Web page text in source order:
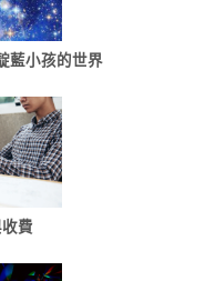
藍小孩的世界
費